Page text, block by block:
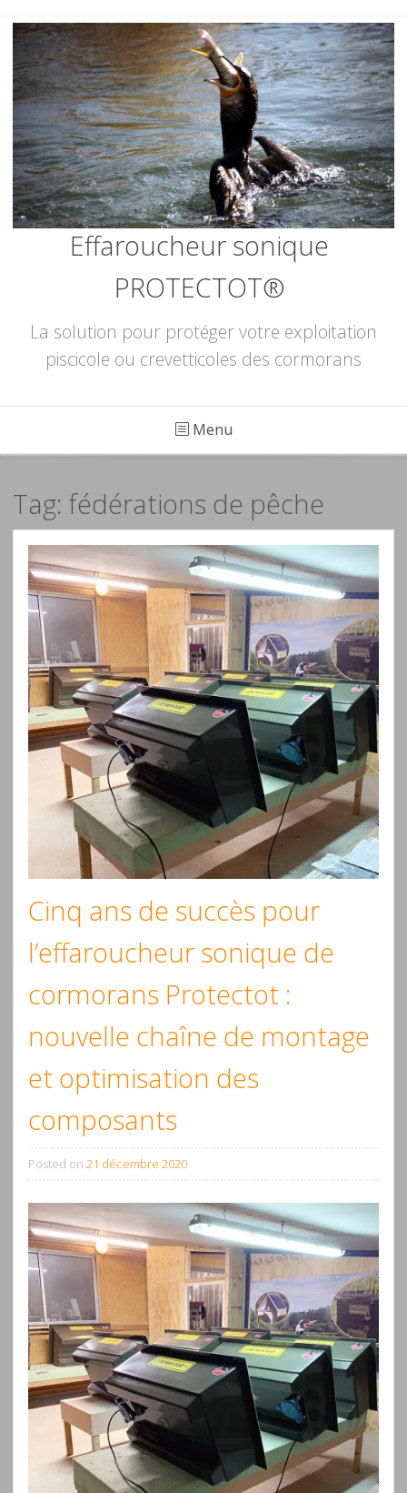
content
Effaroucheur sonique
PROTECTOT®
La solution pour protéger votre exploitation
piscicole ou crevetticoles des cormorans
Menu
Tag: fédérations de pêche
Cinq ans de succès pour
l’effaroucheur sonique de
cormorans Protectot :
nouvelle chaîne de montage
et optimisation des
composants
Posted on21 décembre 2020